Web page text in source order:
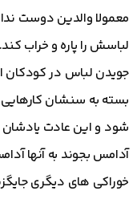
معمولا والدین دوست
لباسش را پاره و خراب
جویدن لباس در
بسته به سنشان کارهایی
شود و این عادت یادشان
آدامس بجوند به آنها
خوراکی های دیگری